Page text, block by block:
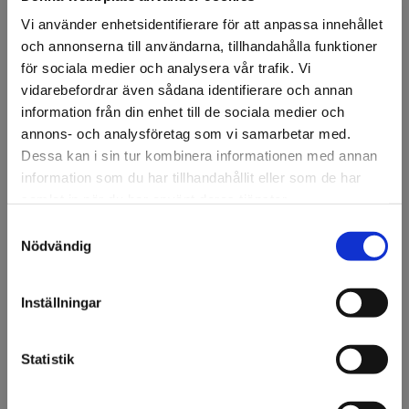
Vi använder enhetsidentifierare för att anpassa innehållet
och annonserna till användarna, tillhandahålla funktioner
för sociala medier och analysera vår trafik. Vi
vidarebefordrar även sådana identifierare och annan
information från din enhet till de sociala medier och
annons- och analysföretag som vi samarbetar med.
Dessa kan i sin tur kombinera informationen med annan
information som du har tillhandahållit eller som de har
Nödvändig
Inställningar
Statistik
Artikelnr: 84113
Minsta beställning: 1 m
Ansök om konto
Beskrivning
3M™ Scotchcal™ 3662-10 Exteriorär en specialfolie för
trottoarer och vägar av asfalt eller sten. En vit gjuten film
med ett avtagbart, gråpigmenterat, positionerbart lim.
gångtrafik efter laminering med 3M™ Scotchcal™ Matte